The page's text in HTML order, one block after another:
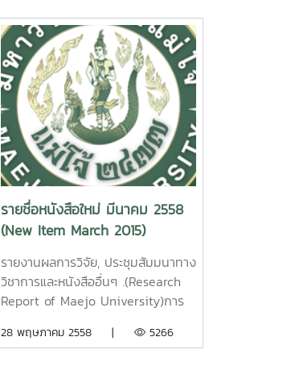
มหาวิทยาลัยแม่โจ้. 35 หน้า. เลขเรียก
หนังสือ 2558 / ช40. 10 Value
added of hybrid catfish strain
with Cladophora spp.
Supplemented pellet feed.
Doungporn Amornlerdpison.
Maejo University. 2015.
2. ผลของการใช้ prebiotic
probiotic และ synbiotic ในการ
อนุบาลและเลี้ยงปลานิลแดง
[Oreochromis mossambicus x
O.niloticus ] เพื่อเข้าสู่ระบบการผลิต
ที่เป็นมิตรต่อสิ่งแวดล้อม. เทพรัตน์ อึ้ง
เศรษฐพันธ์. รายงานผลการวิจัย
มหาวิทยาลัยแม่โจ้ 31 หน้า. เลขเรียก
10 Effect
รายชื่อหนังสือใหม่ มีนาคม 2558
(New Item March 2015)
รายงานผลการวิจัย, ประชุมสัมมนาทาง
วิชาการและหนังสืออื่นๆ .(Research
Report of Maejo University)การ
การเพาะเลี้ยงเนื้อเยื่อพืชของ
28 พฤษภาคม 2558 | 5266